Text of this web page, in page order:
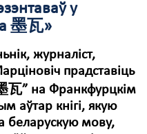
у
墨瓦»
журналіст,
прадставіць
” на Франкфурцкім
аўтар кнігі, якую
беларускую мову,